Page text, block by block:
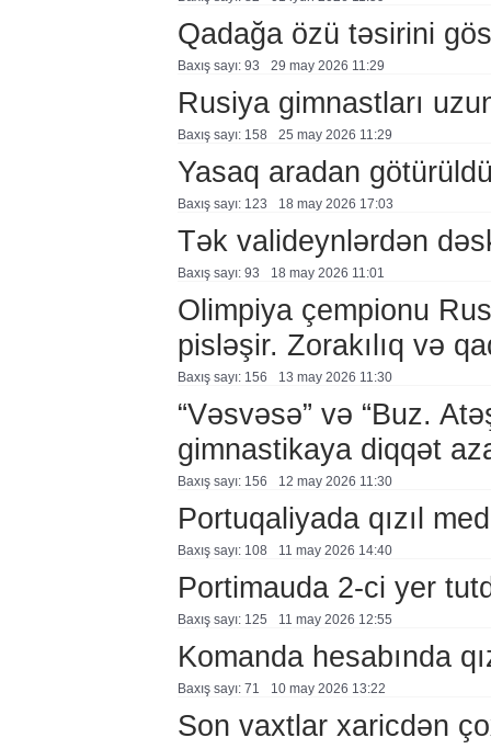
Qadağa özü təsirini
Baxış sayı: 93 29 may 2026 11:29
Rusiya gimnastları
Baxış sayı: 158 25 may 2026 11:29
Yasaq aradan
Baxış sayı: 123 18 may 2026 17:03
Tək valideynlərdən
Baxış sayı: 93 18 may 2026 11:01
Olimpiya çempionu
pisləşir. Zorakılıq və
Baxış sayı: 156 13 may 2026 11:30
“Vəsvəsə” və “Buz.
gimnastikaya diqqət
Baxış sayı: 156 12 may 2026 11:30
Portuqaliyada qızıl
Baxış sayı: 108 11 may 2026 14:40
Portimauda 2-ci yer
Baxış sayı: 125 11 may 2026 12:55
Komanda hesabında
Baxış sayı: 71 10 may 2026 13:22
Son vaxtlar xaricdən